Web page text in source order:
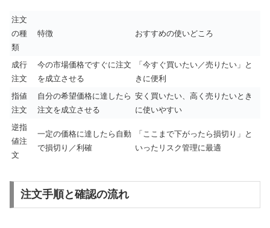
注文
の種
類
特徴 おすすめの使いどころ
成行
注文
今の市場価格ですぐに注文
を成立させる
「今すぐ買いたい／売りたい」と
きに便利
指値
注文
自分の希望価格に達したら
注文を成立させる
安く買いたい、高く売りたいとき
に使いやすい
逆指
値注
文
一定の価格に達したら自動
で損切り／利確
「ここまで下がったら損切り」と
いったリスク管理に最適
注文手順と確認の流れ